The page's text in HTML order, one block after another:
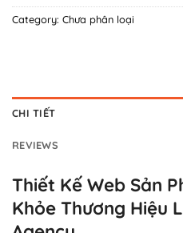
Category: Chưa phân loại
CHI TIẾT
REVIEWS
Thiết Kế Web Sản
Khỏe Thương Hiệu